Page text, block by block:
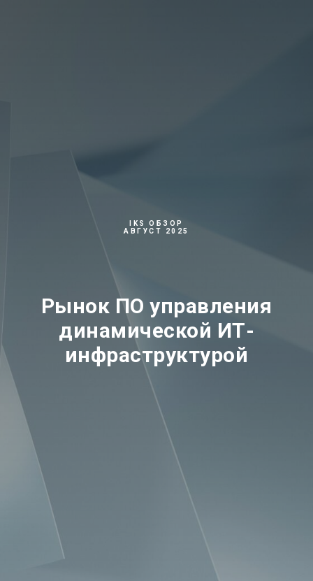
IKS ОБЗОР
АВГУСТ 2025
Рынок ПО управления
динамической ИТ-
инфраструктурой